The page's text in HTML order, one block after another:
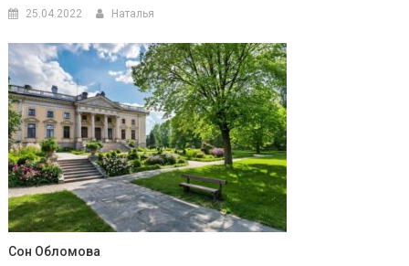
25.04.2022 Наталья
Сон Обломова